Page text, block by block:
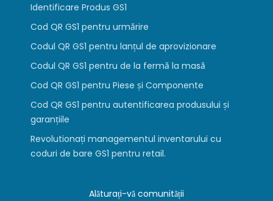
Identificare Produs GS1
Cod QR GS1 pentru urmărire
Codul QR GS1 pentru lanțul de aprovizionare
Codul QR GS1 pentru de la fermă la masă
Cod QR GS1 pentru Piese și Componente
Cod QR GS1 pentru autentificarea produsului și
garanțiile
Revolutionați managementul inventarului cu
coduri de bare GS1 pentru retail.
Alăturați-vă comunității